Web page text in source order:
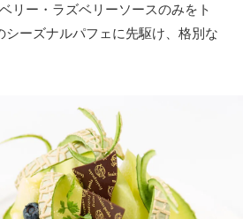
リー・ラズベリーソースのみをト
シーズナルパフェに先駆け、格別な